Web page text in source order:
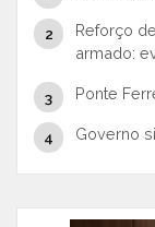
Reforço
armado:
Ponte
Governo